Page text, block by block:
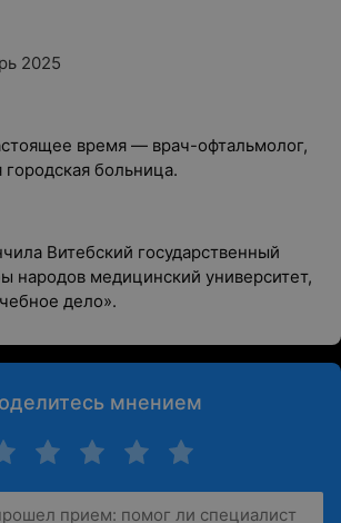
2025
время — врач-офтальмолог,
больница.
Витебский государственный
народов медицинский университет,
дело».
мнением